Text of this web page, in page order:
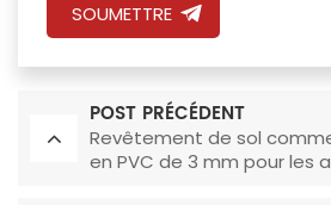
SOUMETTRE
POST PRÉCÉDENT
Revêtement de sol
en PVC de 3 mm pour les